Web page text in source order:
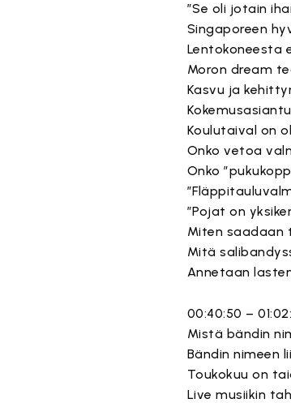
”Se oli jotain
Singaporeen
Lentokoneesta
Moron dream
Kasvu ja
Koulutaival on
Onko vetoa
Onko
”Pojat on
Miten saadaan
Mitä
Annetaan
00:40:50 –
Mistä bändin
Bändin nimeen
Toukokuu on
Live musiikin